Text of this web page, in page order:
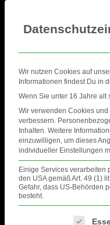
Wir nutzen Cookies auf
Informationen findest Du in
Wenn Sie unter 16 Jahre
Wir verwenden Cookies
verbessern.
Inhalten. Weitere
einzuwilligen, um dieses
individueller Einstellungen
Einige Services verarbeiten
den USA gemäß Art. 49 (1)
Gefahr, dass US-Behörden
besteht.
Es folgt eine Liste der